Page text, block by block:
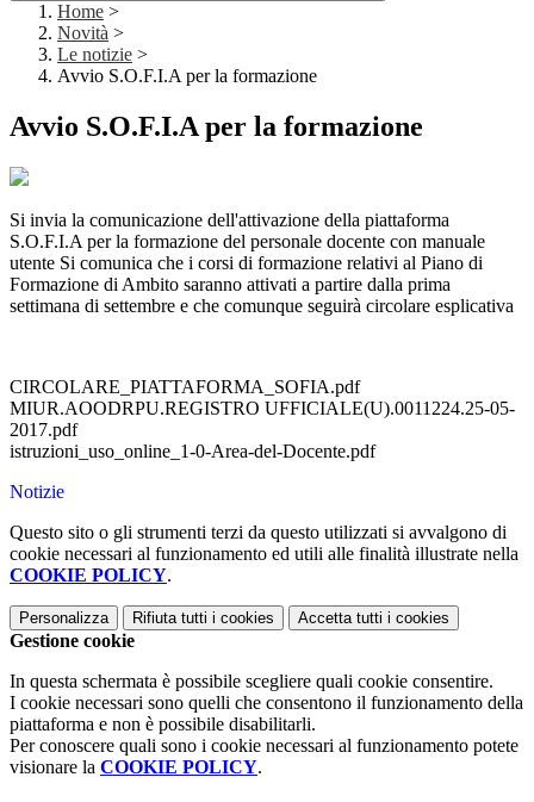
Home >
Novità >
Le notizie >
Avvio S.O.F.I.A per la formazione
Avvio S.O.F.I.A per la formazione
Si invia la comunicazione dell'attivazione della piattaforma
S.O.F.I.A per la formazione del personale docente con manuale
utente Si comunica che i corsi di formazione relativi al Piano di
Formazione di Ambito saranno attivati a partire dalla prima
settimana di settembre e che comunque seguirà circolare esplicativa
CIRCOLARE_PIATTAFORMA_SOFIA.pdf
MIUR.AOODRPU.REGISTRO UFFICIALE(U).0011224.25-05-
2017.pdf
istruzioni_uso_online_1-0-Area-del-Docente.pdf
Notizie
Questo sito o gli strumenti terzi da questo utilizzati si avvalgono di
cookie necessari al funzionamento ed utili alle finalità illustrate nella
COOKIE POLICY.
Personalizza Rifiuta tutti i cookies Accetta tutti i cookies
Gestione cookie
In questa schermata è possibile scegliere quali cookie consentire.
I cookie necessari sono quelli che consentono il funzionamento della
piattaforma e non è possibile disabilitarli.
Per conoscere quali sono i cookie necessari al funzionamento potete
visionare la COOKIE POLICY.